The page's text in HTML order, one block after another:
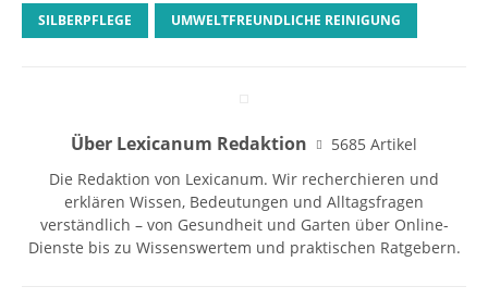
SILBERPFLEGE UMWELTFREUNDLICHE REINIGUNG
Über Lexicanum Redaktion
5685 Artikel
Die Redaktion von Lexicanum. Wir recherchieren und
erklären Wissen, Bedeutungen und Alltagsfragen
verständlich – von Gesundheit und Garten über Online-
Dienste bis zu Wissenswertem und praktischen Ratgebern.